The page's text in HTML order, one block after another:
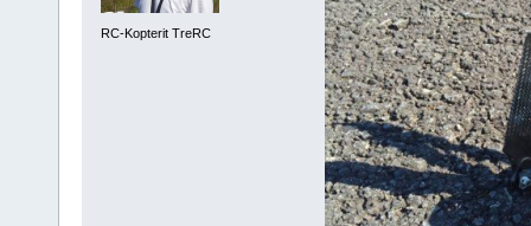
RC-Kopterit TreRC